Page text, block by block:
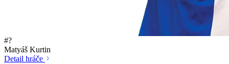
#?
Matyáš Kurtin
Detail hráče